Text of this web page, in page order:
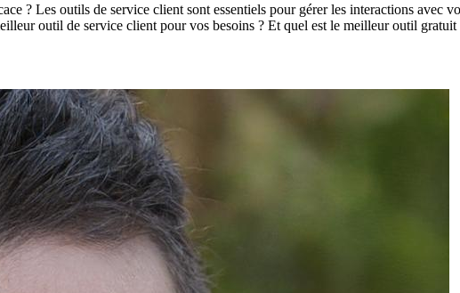
? Les outils de service client sont essentiels pour gérer les interactions avec
outil de service client pour vos besoins ? Et quel est le meilleur outil